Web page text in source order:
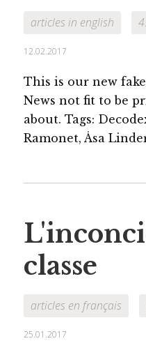
articles in english
12.02.2017
This is our new
News not fit to be
about. Tags:
Ramonet, Åsa
classe
articles en français
25.01.2017